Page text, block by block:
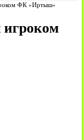
ФК «Иртыш»
игроком